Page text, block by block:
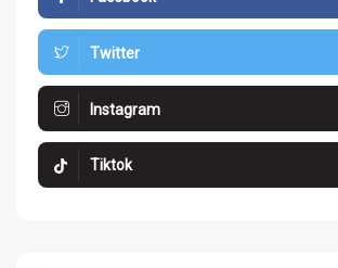
Twitter
Instagram
Tiktok